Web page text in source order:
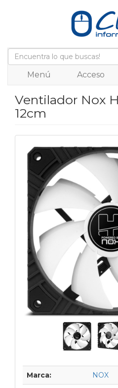
Menú Acceso
Ventilador Nox
12cm
Marca: NOX